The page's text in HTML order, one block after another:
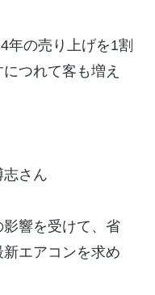
年の売り上げを1割
つれて客も増え
さん
影響を受けて、省
エアコンを求め